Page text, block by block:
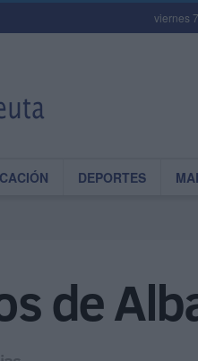
viernes
DEPORTES
de